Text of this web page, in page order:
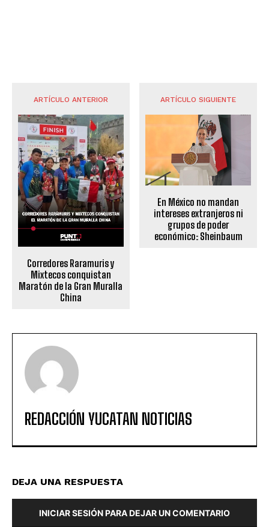
ARTÍCULO ANTERIOR
Corredores Raramuris y
Mixtecos conquistan
Maratón de la Gran Muralla
China
ARTÍCULO SIGUIENTE
En México no mandan
intereses extranjeros ni
grupos de poder
económico: Sheinbaum
REDACCIÓN YUCATAN NOTICIAS
DEJA UNA RESPUESTA
INICIAR SESIÓN PARA DEJAR UN COMENTARIO